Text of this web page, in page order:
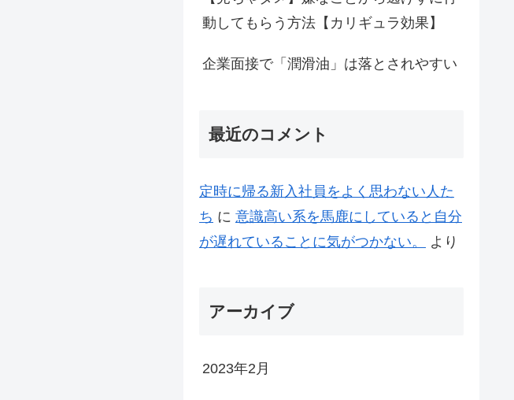
動してもらう方法【カリギュラ効果】
企業面接で「潤滑油」は落とされやすい
最近のコメント
定時に帰る新入社員をよく思わない人た
ち に 意識高い系を馬鹿にしていると自分
が遅れていることに気がつかない。
より
アーカイブ
2023年2月